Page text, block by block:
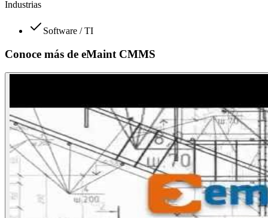
Industrias
Software / TI
Conoce más de eMaint CMMS